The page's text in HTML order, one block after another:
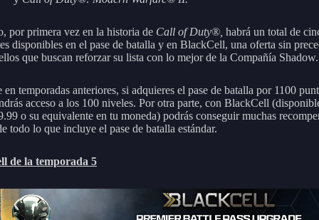
por primera vez en la historia de Call of Duty®, habrá un total de
disponibles en el pase de batalla y en BlackCell, una oferta sin
que buscan reforzar su lista con lo mejor de la Compañía Shadow.
en temporadas anteriores, si adquieres el pase de batalla por 1100
acceso a los 100 niveles. Por otra parte, con BlackCell
o su equivalente en tu moneda) podrás conseguir muchas
todo lo que incluye el pase de batalla estándar.
de la temporada 5